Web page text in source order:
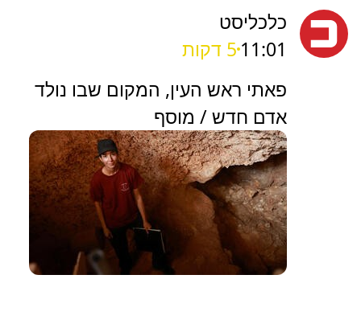
כלכליסט
11:01 5 דקות
פאתי ראש העין, המקום שבו נולד
אדם חדש / מוסף